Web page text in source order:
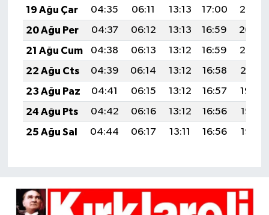
19 Ağu Çar
04:35 06:11 13:13 17:00
20:05
20 Ağu Per
04:37 06:12 13:13 16:59
20:04
21 Ağu Cum
04:38 06:13 13:12 16:59
20:02
22 Ağu Cts
04:39 06:14 13:12 16:58
20:01
23 Ağu Paz
04:41 06:15 13:12 16:57
19:59
24 Ağu Pts
04:42 06:16 13:12 16:56
19:58
25 Ağu Sal
04:44 06:17 13:11 16:56 19:56